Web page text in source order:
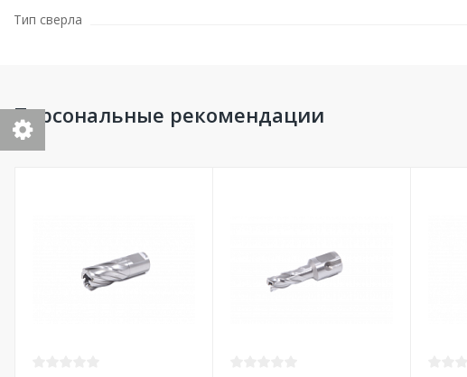
Тип сверла
Персональные рекомендации